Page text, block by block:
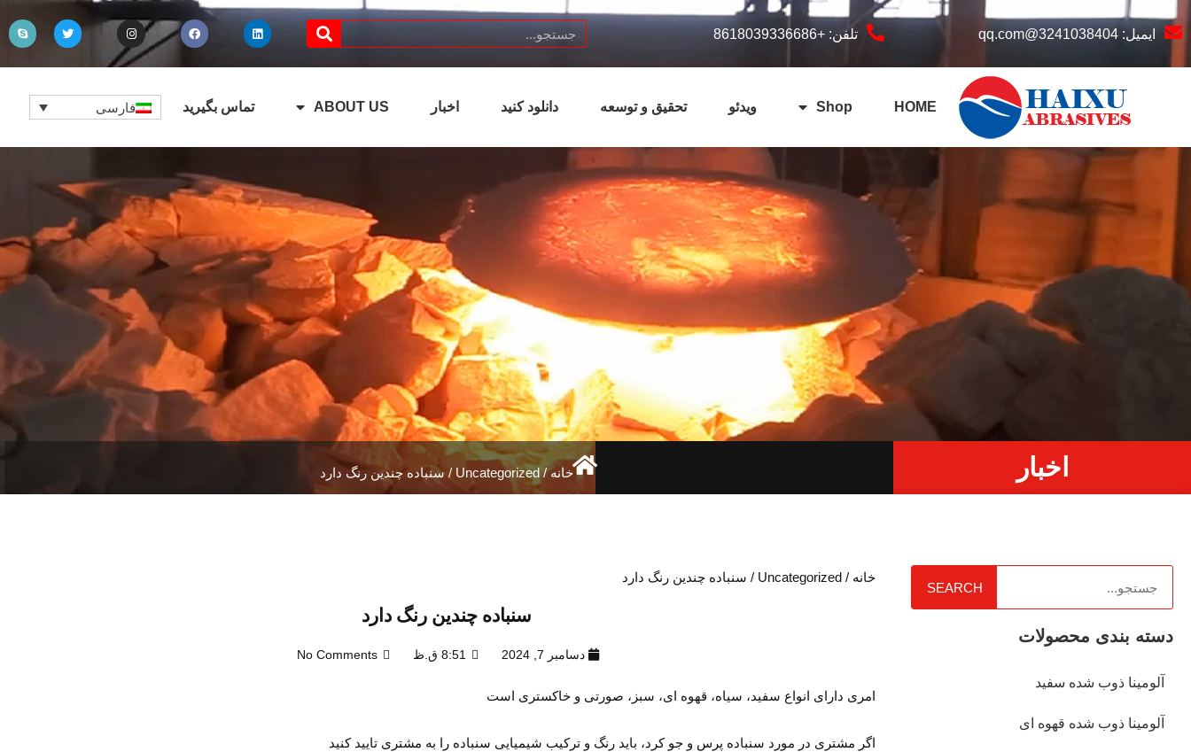
ایمیل: 3241038404@qq.com تلفن: +8618039336686
HOME
Shop ویدئو تحقیق و توسعه دانلود کنید اخبار ABOUT US تماس بگیرید فارسی
اخبار خانه/
Uncategorized / سنباده چندین رنگ دارد
SEARCH
دسته بندی محصولات
آلومینا ذوب شده سفید
آلومینا ذوب شده قهوه ای
خانه /
Uncategorized / سنباده چندین رنگ دارد
سنباده چندین رنگ دارد
دسامبر 7, 2024 8:51 ق.ظ No Comments
امری دارای انواع سفید، سیاه، قهوه ای، سبز، صورتی و خاکستری است
اگر مشتری در مورد سنباده پرس و جو کرد، باید رنگ و ترکیب شیمیایی سنباده را به مشتری تایید کنید